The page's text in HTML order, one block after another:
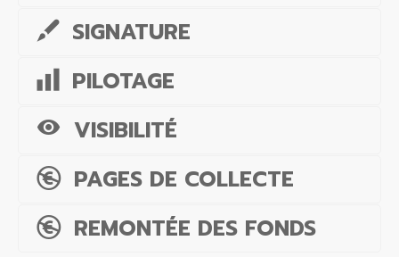
SIGNATURE
PILOTAGE
VISIBILITÉ
PAGES DE COLLECTE
REMONTÉE DES FONDS